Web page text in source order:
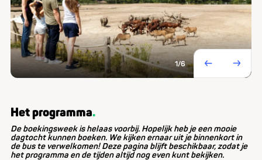
1/6
Het programma
De boekingsweek is helaas voorbij. Hopelijk heb je een mooie
dagtocht kunnen boeken. We kijken ernaar uit je binnenkort in
de bus te verwelkomen!Deze pagina blijft beschikbaar, zodat je
het programma en de tijden altijd nog even kunt bekijken.